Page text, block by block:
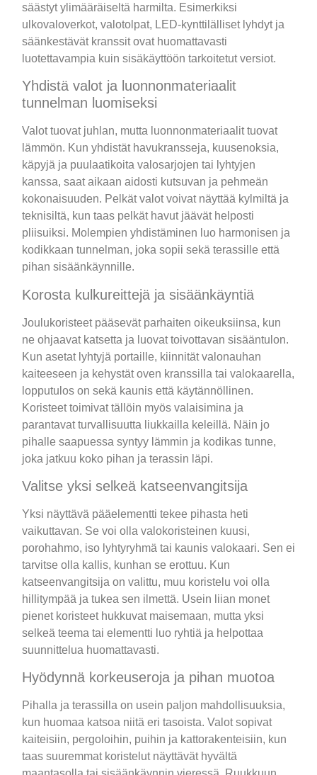
säästyt ylimääräiseltä harmilta. Esimerkiksi
ulkovaloverkot, valotolpat, LED-kynttilälliset lyhdyt ja
säänkestävät kranssit ovat huomattavasti
luotettavampia kuin sisäkäyttöön tarkoitetut versiot.
Yhdistä valot ja luonnonmateriaalit
tunnelman luomiseksi
Valot tuovat juhlan, mutta luonnonmateriaalit tuovat
lämmön. Kun yhdistät havukransseja, kuusenoksia,
käpyjä ja puulaatikoita valosarjojen tai lyhtyjen
kanssa, saat aikaan aidosti kutsuvan ja pehmeän
kokonaisuuden. Pelkät valot voivat näyttää kylmiltä ja
teknisiltä, kun taas pelkät havut jäävät helposti
pliisuiksi. Molempien yhdistäminen luo harmonisen ja
kodikkaan tunnelman, joka sopii sekä terassille että
pihan sisäänkäynnille.
Korosta kulkureittejä ja sisäänkäyntiä
Joulukoristeet pääsevät parhaiten oikeuksiinsa, kun
ne ohjaavat katsetta ja luovat toivottavan sisääntulon.
Kun asetat lyhtyjä portaille, kiinnität valonauhan
kaiteeseen ja kehystät oven kranssilla tai valokaarella,
lopputulos on sekä kaunis että käytännöllinen.
Koristeet toimivat tällöin myös valaisimina ja
parantavat turvallisuutta liukkailla keleillä. Näin jo
pihalle saapuessa syntyy lämmin ja kodikas tunne,
joka jatkuu koko pihan ja terassin läpi.
Valitse yksi selkeä katseenvangitsija
Yksi näyttävä pääelementti tekee pihasta heti
vaikuttavan. Se voi olla valokoristeinen kuusi,
porohahmo, iso lyhtyryhmä tai kaunis valokaari. Sen ei
tarvitse olla kallis, kunhan se erottuu. Kun
katseenvangitsija on valittu, muu koristelu voi olla
hillitympää ja tukea sen ilmettä. Usein liian monet
pienet koristeet hukkuvat maisemaan, mutta yksi
selkeä teema tai elementti luo ryhtiä ja helpottaa
suunnittelua huomattavasti.
Hyödynnä korkeuseroja ja pihan muotoa
Pihalla ja terassilla on usein paljon mahdollisuuksia,
kun huomaa katsoa niitä eri tasoista. Valot sopivat
kaiteisiin, pergoloihin, puihin ja kattorakenteisiin, kun
taas suuremmat koristelut näyttävät hyvältä